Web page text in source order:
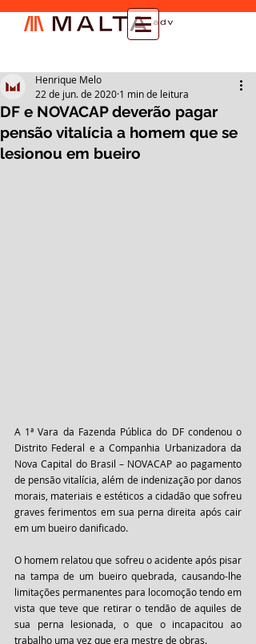
DF e NOVACAP deverão pagar
pensão vitalícia a homem que se
lesionou em bueiro
Henrique Melo
22 de jun. de 2020 1 min de leitura
A 1ª Vara da Fazenda Pública do DF condenou o
Distrito Federal e a Companhia Urbanizadora da
Nova Capital do Brasil – NOVACAP ao pagamento
de pensão vitalícia, além de indenização por danos
morais, materiais e estéticos a cidadão que sofreu
graves ferimentos em sua perna direita após cair
em um bueiro danificado.
O homem relatou que sofreu o acidente após pisar
na tampa de um bueiro quebrada, causando-lhe
limitações permanentes para locomoção tendo em
vista que teve que retirar o tendão de aquiles de
sua perna lesionada, o que o incapacitou ao
trabalho uma vez que era mestre de obras.